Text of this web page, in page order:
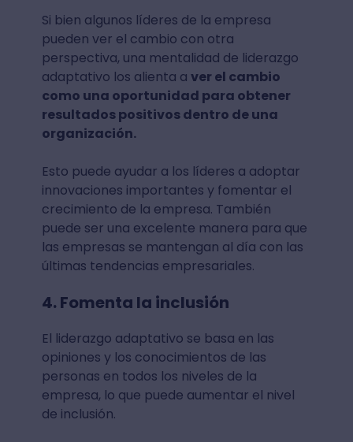
Si bien algunos líderes de la empresa
pueden ver el cambio con otra
perspectiva, una mentalidad de liderazgo
adaptativo los alienta a ver el cambio
como una oportunidad para obtener
resultados positivos dentro de una
organización.
Esto puede ayudar a los líderes a adoptar
innovaciones importantes y fomentar el
crecimiento de la empresa. También
puede ser una excelente manera para que
las empresas se mantengan al día con las
últimas tendencias empresariales.
4. Fomenta la inclusión
El liderazgo adaptativo se basa en las
opiniones y los conocimientos de las
personas en todos los niveles de la
empresa, lo que puede aumentar el nivel
de inclusión.